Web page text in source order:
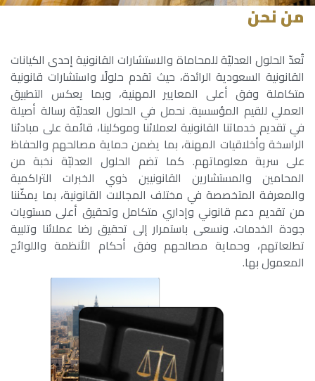
من نحن
تُعدّ الحلول العدليّة للمحاماة والاستشارات القانونية إحدى الكيانات
القانونية السعودية الرائدة، حيث تقدم حلولًا واستشارات قانونية
متكاملة وفق أعلى المعايير المهنية، وبما يعكس التطبيق
العملي للقيم المؤسسية. نحمل في الحلول العدليّة رسالة أصيلة
في تقديم خدماتنا القانونية لعملائنا وموكلينا، قائمة على مبادئنا
الراسخة وأخلاقيات المهنة، بما يضمن حماية مصالحهم والحفاظ
على سرية معلوماتهم. كما تضم الحلول العدليّة نخبة من
المحامين والمستشارين القانونيين ذوي الخبرات التراكمية
والمعرفة المتخصصة في مختلف المجالات القانونية، بما يمكّننا
من تقديم دعم قانوني وإداري متكامل وتحقيق أعلى مستويات
جودة الخدمات. ونسعى باستمرار إلى تحقيق رضا عملائنا وتلبية
تطلعاتهم، وحماية مصالحهم وفق أحكام الأنظمة واللوائح
المعمول بها.